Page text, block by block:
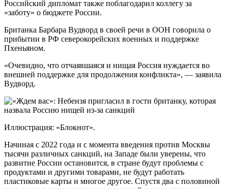
Российский дипломат также поблагодарил коллегу за
«заботу» о бюджете России.
Британка Барбара Вудворд в своей речи в ООН говорила о
прибытии в РФ северокорейских военных и поддержке
Пхеньяном.
«Очевидно, что отчаявшаяся и нищая Россия нуждается во
внешней поддержке для продолжения конфликта», — заявила
Вудворд.
Иллюстрация: «Блокнот».
Начиная с 2022 года и с момента введения против Москвы
тысячи различных санкций, на Западе были уверены, что
развитие России остановится, в стране будут проблемы с
продуктами и другими товарами, не будут работать
пластиковые карты и многое другое. Спустя два с половиной